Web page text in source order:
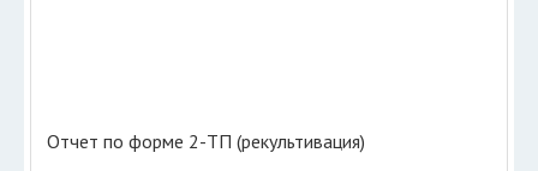
Отчет по форме 2-ТП (рекультивация)